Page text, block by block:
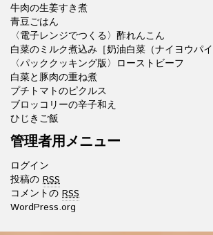
牛肉の生姜すき煮
青豆ごはん
〈電子レンジでつくる〉酢れんこん
白菜のミルク煮込み［奶油白菜（ナイヨウパイ
〈パッククッキング版〉ローストビーフ
白菜と豚肉の重ね煮
プチトマトのピクルス
ブロッコリーの辛子和え
ひじきご飯
管理者用メニュー
ログイン
投稿の RSS
コメントの RSS
WordPress.org